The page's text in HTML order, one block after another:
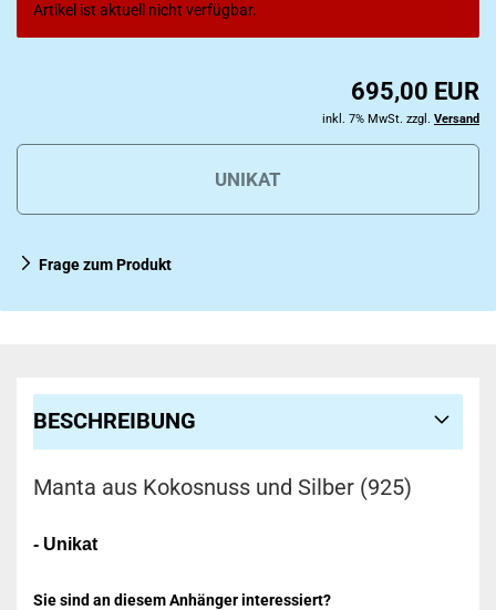
Artikel ist aktuell nicht verfügbar.
695,00 EUR
inkl. 7% MwSt. zzgl. Versand
Frage zum Produkt
BESCHREIBUNG
Manta aus Kokosnuss und Silber (925)
- Unikat
Sie sind an diesem Anhänger interessiert?